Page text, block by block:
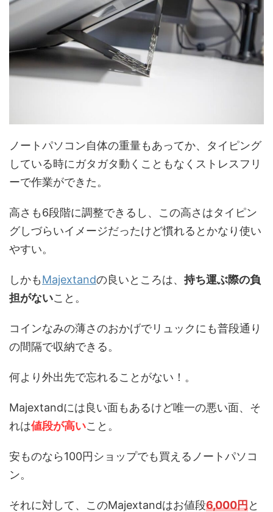
ノートパソコン自体の重量もあってか、タイピング
している時にガタガタ動くこともなくストレスフリ
ーで作業ができた。
高さも6段階に調整できるし、この高さはタイピン
グしづらいイメージだったけど慣れるとかなり使い
やすい。
しかもMajextandの良いところは、 持ち運ぶ際の負
担がないこと。
コインなみの薄さのおかげでリュックにも普段通り
の間隔で収納できる。
何より外出先で忘れることがない！。
Majextandには良い面もあるけど唯一の悪い面、そ
れは値段が高いこと。
安ものなら100円ショップでも買えるノートパソコ
ン。
それに対して、このMajextandはお値段6,000円と